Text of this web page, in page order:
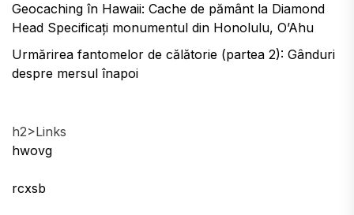
Geocaching în Hawaii: Cache de pământ la Diamond
Head Specificați monumentul din Honolulu, O’Ahu
Urmărirea fantomelor de călătorie (partea 2): Gânduri
despre mersul înapoi
h2>Links
hwovg
rcxsb